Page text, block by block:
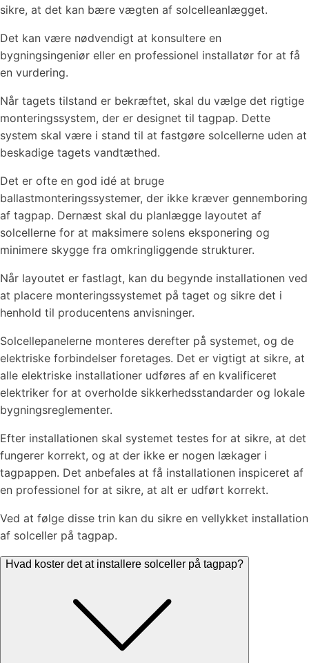
sikre, at det kan bære vægten af solcelleanlægget.
Det kan være nødvendigt at konsultere en
bygningsingeniør eller en professionel installatør for at få
en vurdering.
Når tagets tilstand er bekræftet, skal du vælge det rigtige
monteringssystem, der er designet til tagpap. Dette
system skal være i stand til at fastgøre solcellerne uden at
beskadige tagets vandtæthed.
Det er ofte en god idé at bruge
ballastmonteringssystemer, der ikke kræver gennemboring
af tagpap. Dernæst skal du planlægge layoutet af
solcellerne for at maksimere solens eksponering og
minimere skygge fra omkringliggende strukturer.
Når layoutet er fastlagt, kan du begynde installationen ved
at placere monteringssystemet på taget og sikre det i
henhold til producentens anvisninger.
Solcellepanelerne monteres derefter på systemet, og de
elektriske forbindelser foretages. Det er vigtigt at sikre, at
alle elektriske installationer udføres af en kvalificeret
elektriker for at overholde sikkerhedsstandarder og lokale
bygningsreglementer.
Efter installationen skal systemet testes for at sikre, at det
fungerer korrekt, og at der ikke er nogen lækager i
tagpappen. Det anbefales at få installationen inspiceret af
en professionel for at sikre, at alt er udført korrekt.
Ved at følge disse trin kan du sikre en vellykket installation
af solceller på tagpap.
Hvad koster det at installere solceller på tagpap?